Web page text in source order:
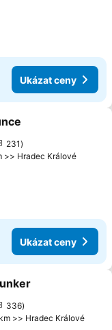
Ukázat ceny
oblíbených
231
>> Hradec Králové
Ukázat ceny
oblíbených
336
>> Hradec Králové